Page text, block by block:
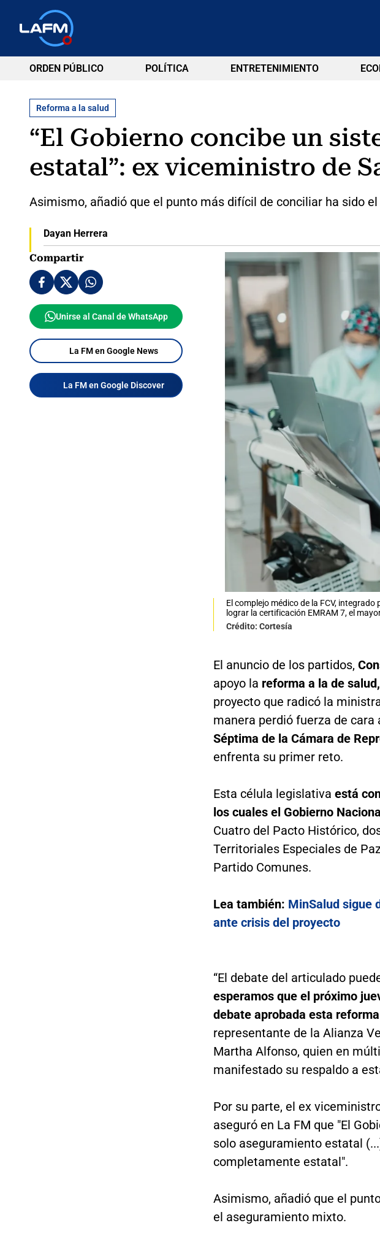
ORDEN PÚBLICO POLÍTICA ENTRETENIMIENTO
Reforma a la salud
“El Gobierno concibe un
estatal”: ex viceministro de
Asimismo, añadió que el punto más difícil de conciliar ha sido
Dayan Herrera
Compartir
Unirse al Canal de WhatsApp
La FM en Google News
La FM en Google Discover
El complejo médico de la FCV,
lograr la certificación EMRAM 7, el
Crédito: Cortesía
El anuncio de los partidos,
apoyo la reforma a la de salud,
proyecto que radicó la
manera perdió fuerza de cara
Séptima de la Cámara de
enfrenta su primer reto.
Esta célula legislativa está
los cuales el Gobierno
Cuatro del Pacto Histórico,
Territoriales Especiales de
Partido Comunes.
Lea también: MinSalud sigue
ante crisis del proyecto
“El debate del articulado
esperamos que el próximo
debate aprobada esta
representante de la Alianza
Martha Alfonso, quien en
manifestado su respaldo a
Por su parte, el ex
aseguró en La FM que "El
solo aseguramiento estatal
completamente estatal".
Asimismo, añadió que el
el aseguramiento mixto.